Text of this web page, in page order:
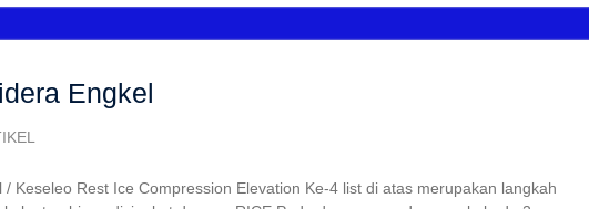
Engkel
Keseleo Rest Ice Compression Elevation Ke-4 list di atas merupakan langkah